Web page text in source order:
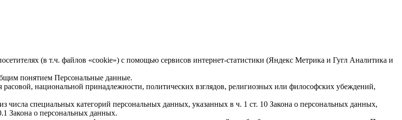
(в т.ч. файлов «cookie») с помощью сервисов интернет-статистики (Яндекс Метрика и Гугл Аналитика и
понятием Персональные данные.
национальной принадлежности, политических взглядов, религиозных или философских убеждений,
числа специальных категорий персональных данных, указанных в ч. 1 ст. 10 Закона о персональных данных,
Закона о персональных данных.